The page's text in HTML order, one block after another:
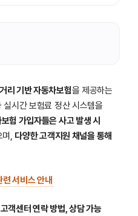
리 기반 자동차보험을 제공하는
시간 보험료 정산 시스템을
험 가입자들은 사고 발생 시
며, 다양한 고객지원 채널을 통해
서비스 안내
객센터 연락 방법, 상담 가능